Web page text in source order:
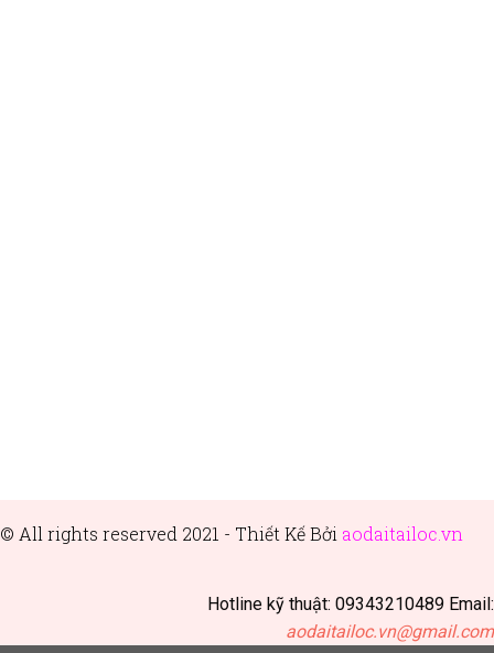
© All rights reserved 2021 - ThiếtKế Bởi aodaitailoc.vn
Hotline kỹ thuật: 09343210489 Email:
aodaitailoc.vn@gmail.com